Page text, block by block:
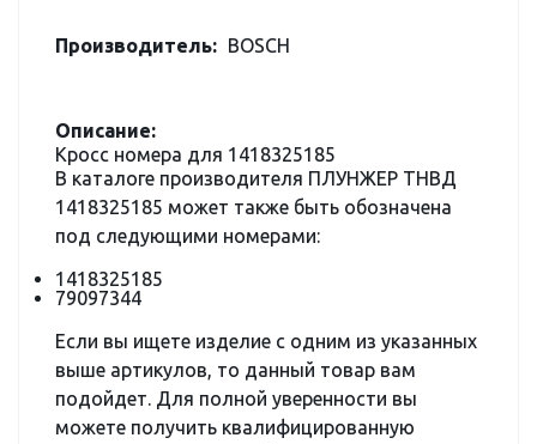
Производитель: BOSCH
Описание:
Кросс номера для 1418325185
В каталоге производителя ПЛУНЖЕР ТНВД
1418325185 может также быть обозначена
под следующими номерами:
1418325185
79097344
Если вы ищете изделие с одним из указанных
выше артикулов, то данный товар вам
подойдет. Для полной уверенности вы
можете получить квалифицированную